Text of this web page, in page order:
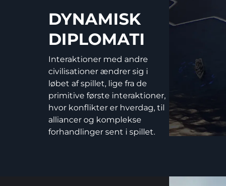
DYNAMISK
DIPLOMATI
Interaktioner med andre
civilisationer ændrer sig i
løbet af spillet, lige fra de
primitive første interaktioner,
hvor konflikter er hverdag, til
alliancer og komplekse
forhandlinger sent i spillet.